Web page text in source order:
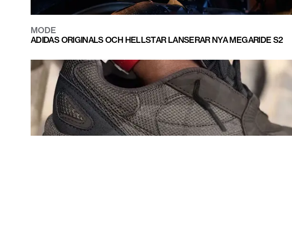
MODE
ADIDAS ORIGINALS OCH HELLSTAR LANSERAR NYA MEGARIDE S2